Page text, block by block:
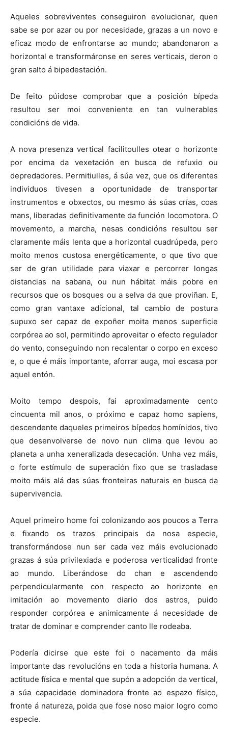
Aqueles sobreviventes conseguiron evolucionar, quen
sabe se por azar ou por necesidade, grazas a un novo e
eficaz modo de enfrontarse ao mundo; abandonaron a
horizontal e transformáronse en seres verticais, deron o
gran salto á bipedestación.
De feito púidose comprobar que a posición bípeda
resultou ser moi conveniente en tan vulnerables
condicións de vida.
A nova presenza vertical facilitoulles otear o horizonte
por encima da vexetación en busca de refuxio ou
depredadores. Permitiulles, á súa vez, que os diferentes
individuos tivesen a oportunidade de transportar
instrumentos e obxectos, ou mesmo ás súas crías, coas
mans, liberadas definitivamente da función locomotora. O
movemento, a marcha, nesas condicións resultou ser
claramente máis lenta que a horizontal cuadrúpeda, pero
moito menos custosa energéticamente, o que tivo que
ser de gran utilidade para viaxar e percorrer longas
distancias na sabana, ou nun hábitat máis pobre en
recursos que os bosques ou a selva da que proviñan. E,
como gran vantaxe adicional, tal cambio de postura
supuxo ser capaz de expoñer moita menos superficie
corpórea ao sol, permitindo aproveitar o efecto regulador
do vento, conseguindo non recalentar o corpo en exceso
e, o que é máis importante, aforrar auga, moi escasa por
aquel entón.
Moito tempo despois, fai aproximadamente cento
cincuenta mil anos, o próximo e capaz homo sapiens,
descendente daqueles primeiros bípedos homínidos, tivo
que desenvolverse de novo nun clima que levou ao
planeta a unha xeneralizada desecación. Unha vez máis,
o forte estímulo de superación fixo que se trasladase
moito máis alá das súas fronteiras naturais en busca da
supervivencia.
Aquel primeiro home foi colonizando aos poucos a Terra
e fixando os trazos principais da nosa especie,
transformándose nun ser cada vez máis evolucionado
grazas á súa privilexiada e poderosa verticalidad fronte
ao mundo. Liberándose do chan e ascendendo
perpendicularmente con respecto ao horizonte en
imitación ao movemento diario dos astros, puido
responder corpórea e animicamente á necesidade de
tratar de dominar e comprender canto lle rodeaba.
Podería dicirse que este foi o nacemento da máis
importante das revolucións en toda a historia humana. A
actitude física e mental que supón a adopción da vertical,
a súa capacidade dominadora fronte ao espazo físico,
fronte á natureza, poida que fose noso maior logro como
especie.